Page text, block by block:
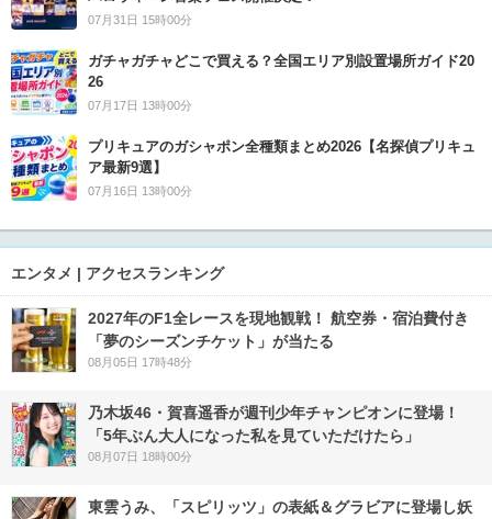
07月31日 15時00分
ガチャガチャどこで買える？全国エリア別設置場所ガイド20
26
07月17日 13時00分
プリキュアのガシャポン全種類まとめ2026【名探偵プリキュ
ア最新9選】
07月16日 13時00分
エンタメ | アクセスランキング
2027年のF1全レースを現地観戦！ 航空券・宿泊費付き
「夢のシーズンチケット」が当たる
08月05日 17時48分
乃木坂46・賀喜遥香が週刊少年チャンピオンに登場！
「5年ぶん大人になった私を見ていただけたら」
08月07日 18時00分
東雲うみ、「スピリッツ」の表紙＆グラビアに登場し妖